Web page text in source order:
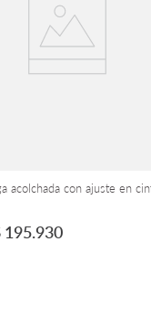
acolchada con ajuste en
195.930